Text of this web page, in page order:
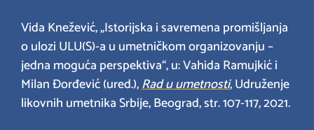
Vida Knežević, „Istorijska i savremena promišljanja
o ulozi ULU(S)-a u umetničkom organizovanju –
jedna moguća perspektiva“, u: Vahida Ramujkić i
Milan Đorđević (ured.),Rad u umetnosti, Udruženje
likovnih umetnika Srbije, Beograd, str. 107-117, 2021.